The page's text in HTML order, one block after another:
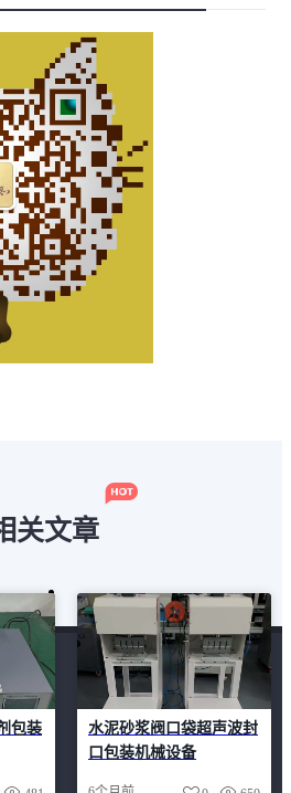
关文章
包装
水泥砂浆阀口袋超声波封
口包装机械设备